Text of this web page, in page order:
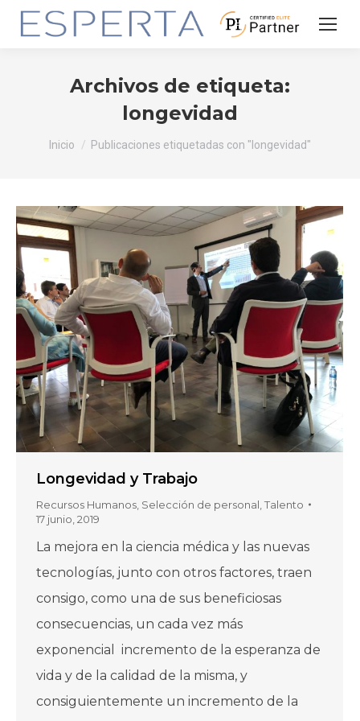
Archivos de etiqueta:
longevidad
Estás aquí:
Inicio Publicaciones etiquetadas con "longevidad"
Longevidad y Trabajo
Recursos Humanos Selección de personal Talento
17 junio, 2019
La mejora en la ciencia médica y las nuevas
tecnologías, junto con otros factores, traen
consigo, como una de sus beneficiosas
consecuencias, un cada vez más
exponencial incremento de la esperanza de
vida y de la calidad de la misma, y
consiguientemente un incremento de la